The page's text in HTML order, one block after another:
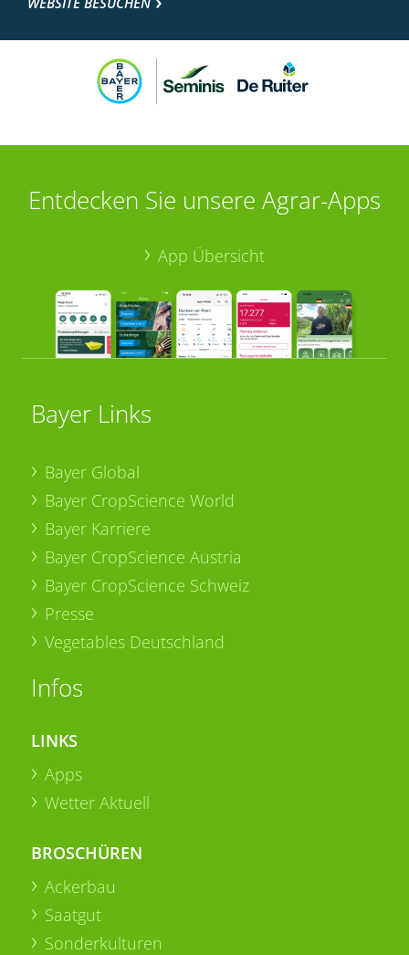
Entdecken Sie unsere Agrar-Apps
App Übersicht
Bayer Links
Bayer Global
Bayer CropScience World
Bayer Karriere
Bayer CropScience Austria
Bayer CropScience Schweiz
Presse
Vegetables Deutschland
Infos
LINKS
Apps
Wetter Aktuell
BROSCHÜREN
Ackerbau
Saatgut
Sonderkulturen